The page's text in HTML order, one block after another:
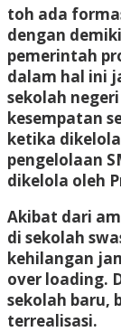
toh ada
dengan
pemerintah
dalam hal ini
sekolah
kesempatan
ketika
pengelolaan
dikelola oleh
Akibat dari
di sekolah
kehilangan
over loading.
sekolah baru,
terrealisasi.